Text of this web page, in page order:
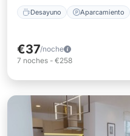
Desayuno Aparcamiento
€37/noche
7 noches - €258